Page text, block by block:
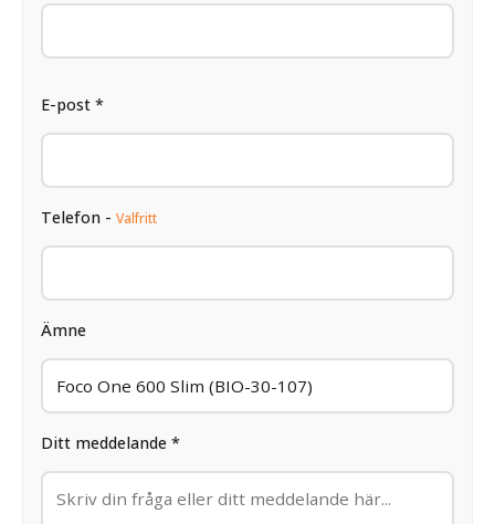
E-post *
Telefon - Valfritt
Ämne
Ditt meddelande *